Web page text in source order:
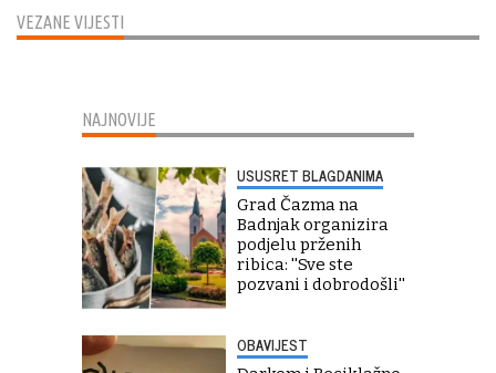
VEZANE VIJESTI
NAJNOVIJE
USUSRET BLAGDANIMA
Grad Čazma na
Badnjak organizira
podjelu prženih
ribica: ''Sve ste
pozvani i dobrodošli''
OBAVIJEST